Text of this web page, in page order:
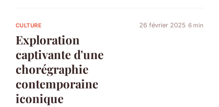
CULTURE
Exploration
captivante d'une
chorégraphie
contemporaine
iconique
26 février 2025 6 min